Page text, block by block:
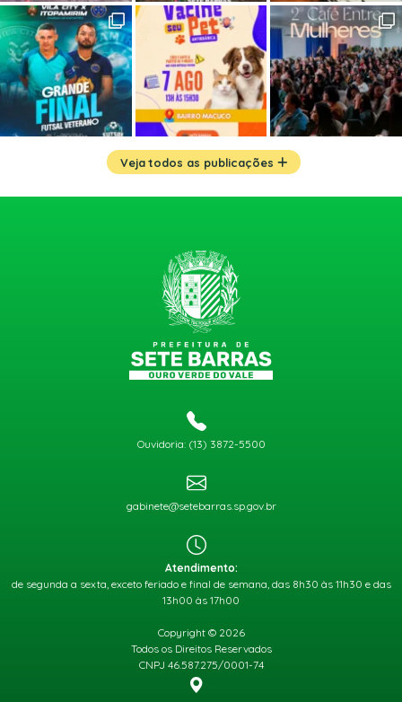
Veja todos as publicações
Ouvidoria: (13) 3872-5500
gabinete@setebarras.sp.gov.br
Atendimento:
de segunda a sexta, exceto feriado e final de semana, das 8h30 às 11h30 e das
13h00 às 17h00
Copyright © 2026
Todos os Direitos Reservados
CNPJ 46.587.275/0001-74